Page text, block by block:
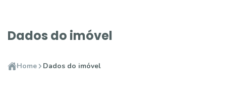
Dados do imóvel
Home Dados do imóvel